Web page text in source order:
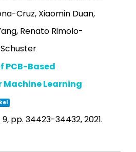
Cruz, Xiaomin Duan,
Renato Rimolo-
PCB-Based
Learning
9, pp. 34423-34432,2021.